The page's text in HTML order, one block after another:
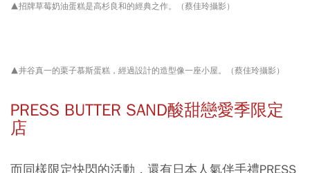
▲招牌草莓奶油蛋糕是高杉良和的經典之作。（蔡佳玲攝影）
▲井谷真一的栗子慕斯蛋糕，經過設計的造型像一座小屋。（蔡佳玲攝影）
PRESS BUTTER SAND酸甜戀愛季限定
店
而同樣限定快閃的活動，還有日本人氣伴手禮PRESS